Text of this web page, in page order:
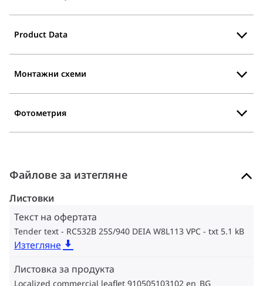
Product Data
Монтажни схеми
Фотометрия
Файлове за изтегляне
Листовки
Текст на офертата
Tender text - RC532B 25S/940 DEIA W8L113 VPC txt 5.1 kB
Изтегляне
Листовка за продукта
Localized commercial leaflet 910505103102 en_BG